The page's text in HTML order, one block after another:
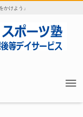
かけよう」